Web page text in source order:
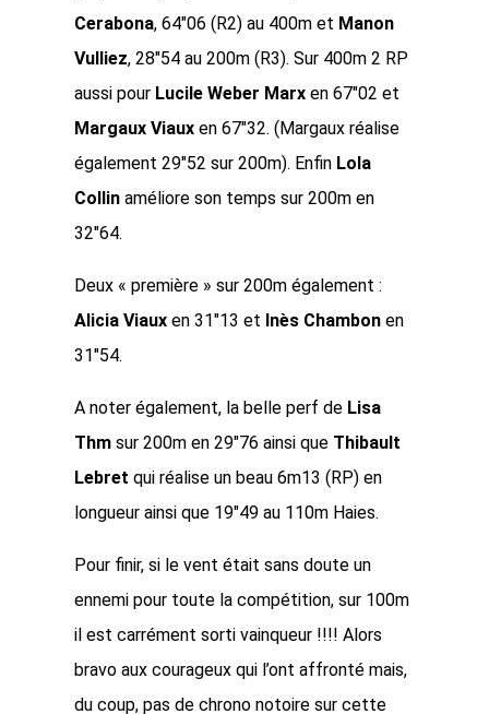
Cerabona, 64″06 (R2) au 400m et Manon
Vulliez, 28″54 au 200m (R3). Sur 400m 2 RP
aussi pour Lucile Weber Marx en 67″02 et
Margaux Viaux en 67″32. (Margaux réalise
également 29″52 sur 200m). Enfin Lola
Collin améliore son temps sur 200m en
32″64.
Deux « première » sur 200m également :
Alicia Viaux en 31″13 et Inès Chambon en
31″54.
A noter également, la belle perf de Lisa
Thm sur 200m en 29″76 ainsi que Thibault
Lebret qui réalise un beau 6m13 (RP) en
longueur ainsi que 19″49 au 110m Haies.
Pour finir, si le vent était sans doute un
ennemi pour toute la compétition, sur 100m
il est carrément sorti vainqueur !!!! Alors
bravo aux courageux qui l’ont affronté mais,
du coup, pas de chrono notoire sur cette